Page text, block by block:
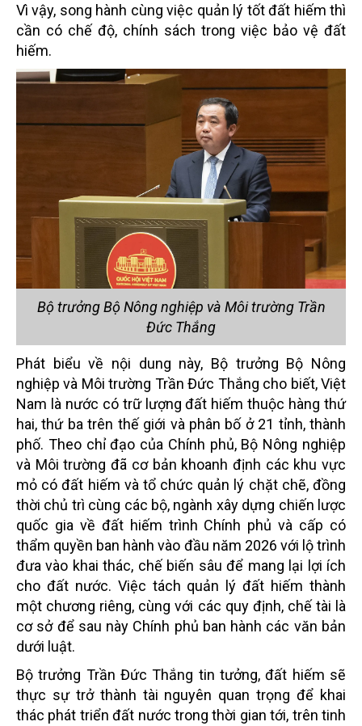
Vì vậy, song hành cùng việc quản lý tốt đất hiếm thì
cần có chế độ, chính sách trong việc bảo vệ đất
hiếm.
Bộ trưởng Bộ Nông nghiệp và Môi trường Trần
Đức Thắng
Phát biểu về nội dung này, Bộ trưởng Bộ Nông
nghiệp và Môi trường Trần Đức Thắng cho biết, Việt
Nam là nước có trữ lượng đất hiếm thuộc hàng thứ
hai, thứ ba trên thế giới và phân bố ở 21 tỉnh, thành
phố. Theo chỉ đạo của Chính phủ, Bộ Nông nghiệp
và Môi trường đã cơ bản khoanh định các khu vực
mỏ có đất hiếm và tổ chức quản lý chặt chẽ, đồng
thời chủ trì cùng các bộ, ngành xây dựng chiến lược
quốc gia về đất hiếm trình Chính phủ và cấp có
thẩm quyền ban hành vào đầu năm 2026 với lộ trình
đưa vào khai thác, chế biến sâu để mang lại lợi ích
cho đất nước. Việc tách quản lý đất hiếm thành
một chương riêng, cùng với các quy định, chế tài là
cơ sở để sau này Chính phủ ban hành các văn bản
dưới luật.
Bộ trưởng Trần Đức Thắng tin tưởng, đất hiếm sẽ
thực sự trở thành tài nguyên quan trọng để khai
thác phát triển đất nước trong thời gian tới, trên tinh